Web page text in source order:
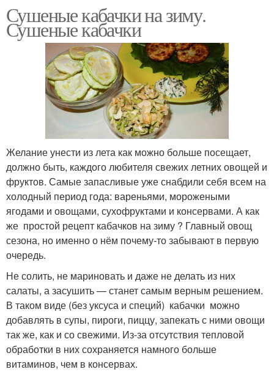
Сушеные кабачки на зиму.
Сушеные кабачки
Желание унести из лета как можно больше посещает,
должно быть, каждого любителя свежих летних овощей и
фруктов. Самые запасливые уже снабдили себя всем на
холодный период года: вареньями, морожеными
ягодами и овощами, сухофруктами и консервами. А как
же простой рецепт кабачков на зиму ? Главный овощ
сезона, но именно о нём почему-то забывают в первую
очередь.
Не солить, не мариновать и даже не делать из них
салаты, а засушить — станет самым верным решением.
В таком виде (без уксуса и специй) кабачки можно
добавлять в супы, пироги, пиццу, запекать с ними овощи
так же, как и со свежими. Из-за отсутствия тепловой
обработки в них сохраняется намного больше
витаминов, чем в консервах.